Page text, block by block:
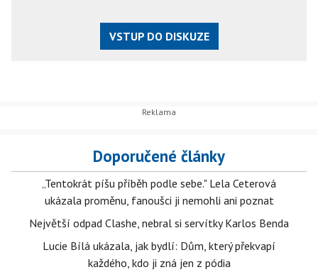
VSTUP DO DISKUZE
Doporučené články
„Tentokrát píšu příběh podle sebe." Lela Ceterová
ukázala proměnu, fanoušci ji nemohli ani poznat
Největší odpad Clashe, nebral si servítky Karlos Benda
Lucie Bílá ukázala, jak bydlí: Dům, který překvapí
každého, kdo ji zná jen z pódia